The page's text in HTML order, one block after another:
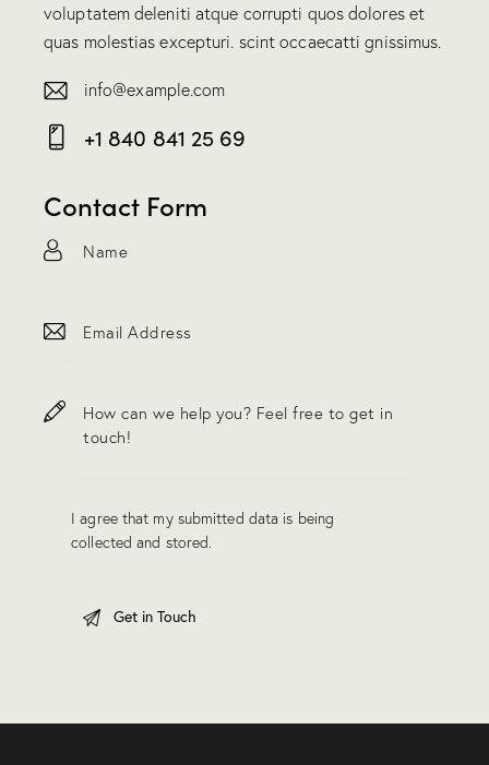
voluptatem deleniti atque corrupti quos dolores et
quas molestias excepturi. scint occaecatti gnissimus.
E-
m
info@example.com
on
e:
+1 840 841 25 69
Contact Form
I agree that my submitted data is being
collected and stored.